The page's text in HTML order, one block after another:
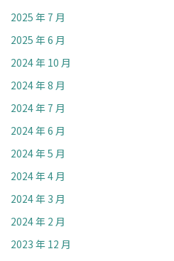
2025 年 7 月
2025 年 6 月
2024 年 10 月
2024 年 8 月
2024 年 7 月
2024 年 6 月
2024 年 5 月
2024 年 4 月
2024 年 3 月
2024 年 2 月
2023 年 12 月